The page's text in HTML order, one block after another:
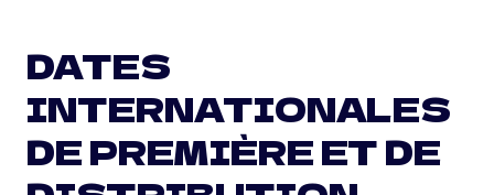
DATES
INTERNATIONALES
DE PREMIÈRE ET DE